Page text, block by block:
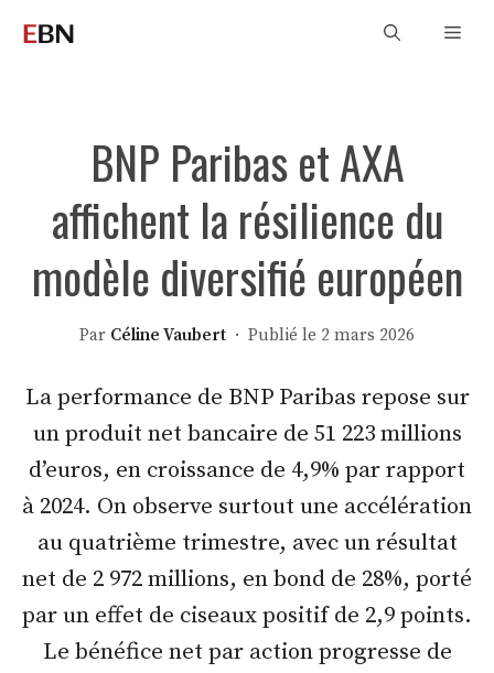
BNP Paribas et AXA
affichent la résilience du
modèle diversifié européen
Par Céline Vaubert · Publié le 2 mars 2026
La performance de BNP Paribas repose sur
un produit net bancaire de 51 223 millions
d’euros, en croissance de 4,9% par rapport
à 2024. On observe surtout une accélération
au quatrième trimestre, avec un résultat
net de 2 972 millions, en bond de 28%, porté
par un effet de ciseaux positif de 2,9 points.
Le bénéfice net par action progresse de